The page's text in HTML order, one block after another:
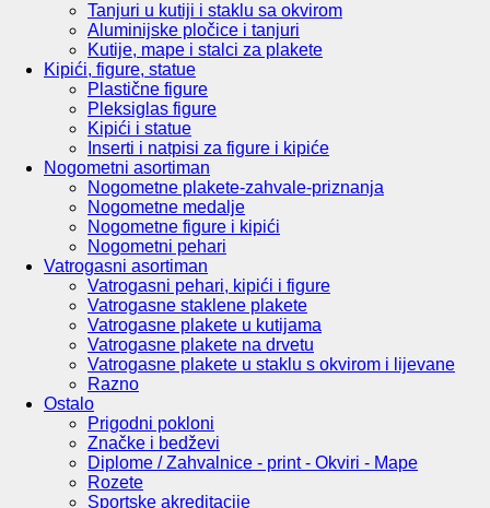
Tanjuri u kutiji i staklu sa okvirom
Aluminijske pločice i tanjuri
Kutije, mape i stalci za plakete
Kipići, figure, statue
Plastične figure
Pleksiglas figure
Kipići i statue
Inserti i natpisi za figure i kipiće
Nogometni asortiman
Nogometne plakete-zahvale-priznanja
Nogometne medalje
Nogometne figure i kipići
Nogometni pehari
Vatrogasni asortiman
Vatrogasni pehari, kipići i figure
Vatrogasne staklene plakete
Vatrogasne plakete u kutijama
Vatrogasne plakete na drvetu
Vatrogasne plakete u staklu s okvirom i lijevane
Razno
Ostalo
Prigodni pokloni
Značke i bedževi
Diplome / Zahvalnice - print - Okviri - Mape
Rozete
Sportske akreditacije